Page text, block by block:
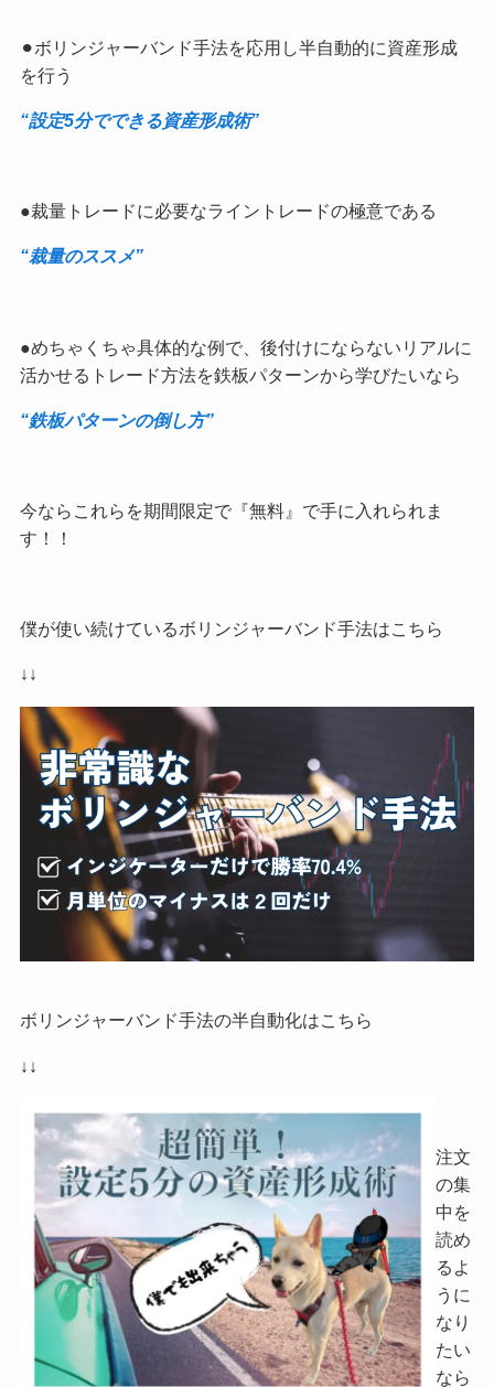
⚫︎ボリンジャーバンド手法を応用し半自動的に資産形成
を行う
“設定5分でできる資産形成術”
●裁量トレードに必要なライントレードの極意である
“裁量のススメ”
●めちゃくちゃ具体的な例で、後付けにならないリアルに
活かせるトレード方法を鉄板パターンから学びたいなら
“鉄板パターンの倒し方”
今ならこれらを期間限定で『無料』で手に入れられま
す！！
僕が使い続けているボリンジャーバンド手法はこちら
↓↓
ボリンジャーバンド手法の半自動化はこちら
↓↓
注文
の集
中を
読め
るよ
うに
なり
たい
なら